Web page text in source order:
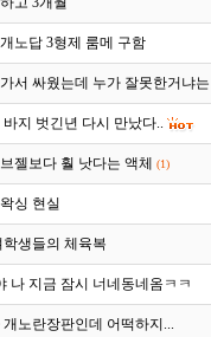
노답 3형제 룸메 구함
서 싸웠는데 누가 잘못한거냐
바지 벗긴년 다시 만났다..
젤보다 훨 낫다는 액체 (1)
싱 현실
생들의 체육복
나 지금 잠시 너네동네옴ㅋㅋ
노란장판인데 어떡하지...